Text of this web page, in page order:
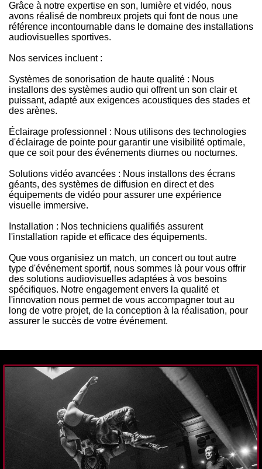
Grâce à notre expertise en son, lumière et vidéo, nous
avons réalisé de nombreux projets qui font de nous une
référence incontournable dans le domaine des installations
audiovisuelles sportives.
Nos services incluent :
Systèmes de sonorisation de haute qualité : Nous
installons des systèmes audio qui offrent un son clair et
puissant, adapté aux exigences acoustiques des stades et
des arènes.
Éclairage professionnel : Nous utilisons des technologies
d'éclairage de pointe pour garantir une visibilité optimale,
que ce soit pour des événements diurnes ou nocturnes.
Solutions vidéo avancées : Nous installons des écrans
géants, des systèmes de diffusion en direct et des
équipements de vidéo pour assurer une expérience
visuelle immersive.
Installation : Nos techniciens qualifiés assurent
l'installation rapide et efficace des équipements.
Que vous organisiez un match, un concert ou tout autre
type d'événement sportif, nous sommes là pour vous offrir
des solutions audiovisuelles adaptées à vos besoins
spécifiques. Notre engagement envers la qualité et
l'innovation nous permet de vous accompagner tout au
long de votre projet, de la conception à la réalisation, pour
assurer le succès de votre événement.